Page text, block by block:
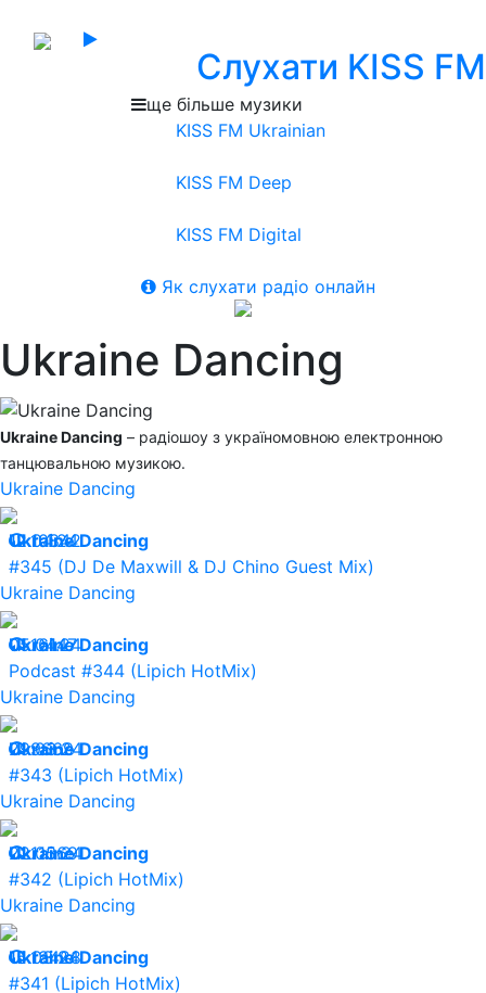
Слухати KISS FM
ще більше музики
KISS FM Ukrainian
KISS FM Deep
KISS FM Digital
Як слухати радіо онлайн
Ukraine Dancing
Ukraine Dancing – радіошоу з україномовною електронною
танцювальною музикою.
Ukraine Dancing
12.04.24
10842
Ukraine Dancing
#345 (DJ De Maxwill & DJ Chino Guest Mix)
Ukraine Dancing
05.04.24
16147
Ukraine Dancing
Podcast #344 (Lipich HotMix)
Ukraine Dancing
29.03.24
9669
Ukraine Dancing
#343 (Lipich HotMix)
Ukraine Dancing
22.03.24
11569
Ukraine Dancing
#342 (Lipich HotMix)
Ukraine Dancing
15.03.24
13428
Ukraine Dancing
#341 (Lipich HotMix)